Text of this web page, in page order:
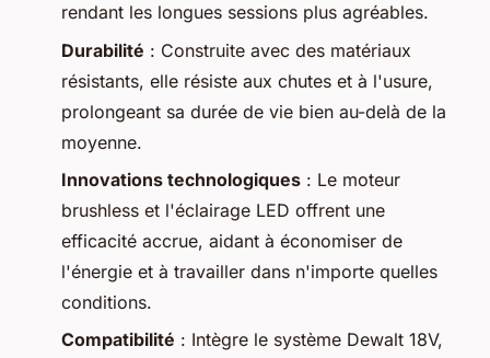
rendant les longues sessions plus agréables.
Durabilité : Construite avec des matériaux
résistants, elle résiste aux chutes et à l'usure,
prolongeant sa durée de vie bien au-delà de la
moyenne.
Innovations technologiques : Le moteur
brushless et l'éclairage LED offrent une
efficacité accrue, aidant à économiser de
l'énergie et à travailler dans n'importe quelles
conditions.
Compatibilité : Intègre le système Dewalt 18V,